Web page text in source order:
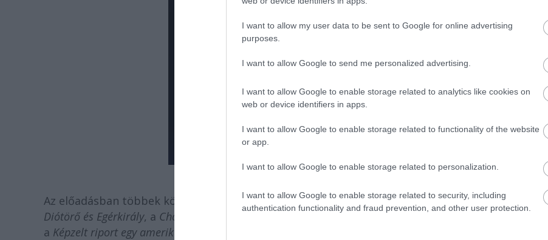
I want to allow my user data to be sent to Google for online advertising
purposes.
I want to allow Google to send me personalized advertising.
I want to allow Google to enable storage related to analytics like cookies on
web or device identifiers in apps.
I want to allow Google to enable storage related to functionality of the website
or app.
I want to allow Google to enable storage related to personalization.
I want to allow Google to enable storage related to security, including
authentication functionality and fraud prevention, and other user protection.
Az előadásban többek között a Macskák, A nyomorultak , aMoulin Rouge,az Aida, aNotre Dame
Diótörő és Egérkirály, a Chorus Line, Mamma Mia István, a király Made in Hungária
a Képzelt riport egy amerikai popfesztiválról